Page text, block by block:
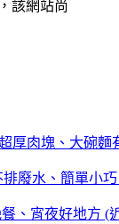
厚肉塊、大碗
廢水、簡單小
、宵夜好地方 (